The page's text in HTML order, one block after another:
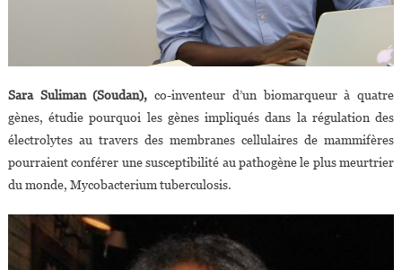
Sara Suliman (Soudan), co-inventeur d’un biomarqueur à quatre
gènes, étudie pourquoi les gènes impliqués dans la régulation des
électrolytes au travers des membranes cellulaires de mammifères
pourraient conférer une susceptibilité au pathogène le plus meurtrier
du monde, Mycobacterium tuberculosis.